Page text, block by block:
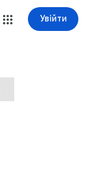
Увійти